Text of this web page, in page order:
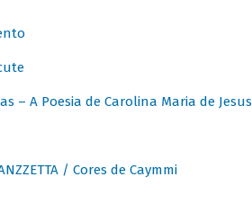
– A Poesia de Carolina Maria de Jesus
/ Cores de Caymmi